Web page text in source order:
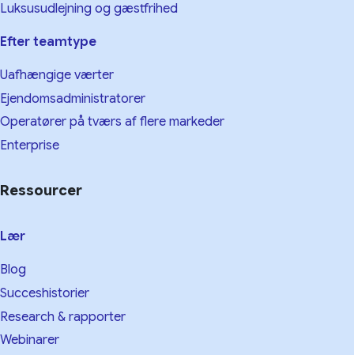
Luksusudlejning og gæstfrihed
Efter teamtype
Uafhængige værter
Ejendomsadministratorer
Operatører på tværs af flere markeder
Enterprise
Ressourcer
Lær
Blog
Succeshistorier
Research & rapporter
Webinarer